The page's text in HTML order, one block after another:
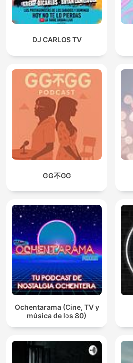
DJ CARLOS TV
GG不GG
Ochentarama (Cine, TV y
música de los 80)